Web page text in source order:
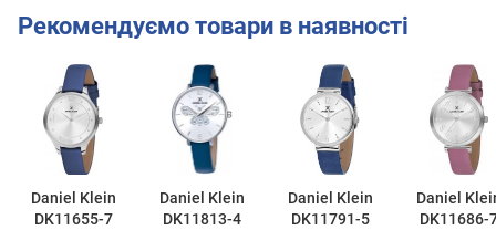
Рекомендуємо товари в наявності
Daniel Klein
DK11655-7
Daniel Klein
DK11813-4
Daniel Klein
DK11791-5
Daniel
DK11686-